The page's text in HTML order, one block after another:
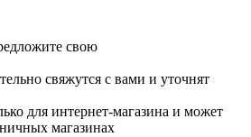
свою
свяжутся с вами и уточнят
для интернет-магазина и может
магазинах